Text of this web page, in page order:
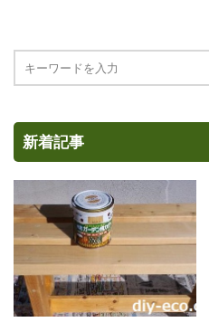
新着記事